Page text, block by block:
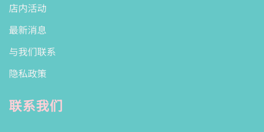
店内活动
最新消息
与我们联系
隐私政策
联系我们